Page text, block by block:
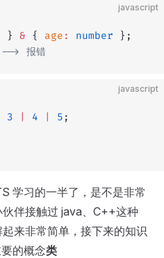
javascript
} & { age : number };
> 报错
javascript
3 4 5 ;
学习的一半了，是不是非常
伴接触过 java、C++这种
来非常简单，接下来的知识
的概念类